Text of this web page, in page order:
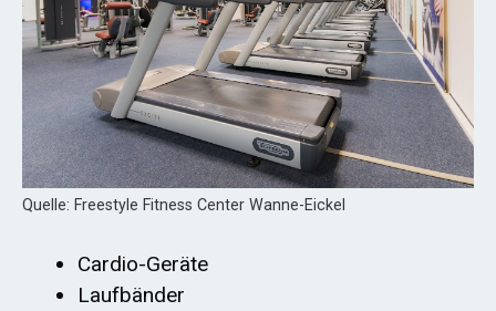
Quelle: Freestyle Fitness Center Wanne-Eickel
Cardio-Geräte
Laufbänder